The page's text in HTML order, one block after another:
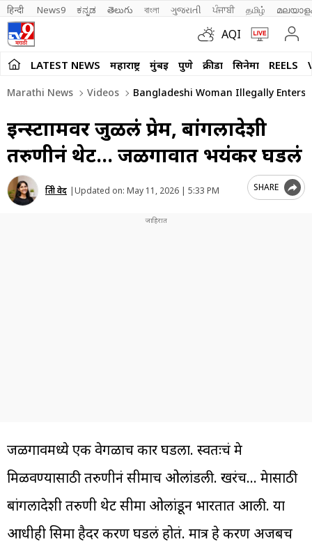
हिन्दी News9 ಕನ್ನಡ తెలుగు বাংলা ગુજરાતી ਪੰਜਾਬੀ தமிழ்
AQI
LATEST NEWS महाराष्ट्र मुंबई पुणे क्रीडा सिनेमा REELS
Marathi News Videos Bangladeshi Woman Illegally
इन्स्टाग्रामवर जुळलं प्रेम, बांगलादेशी
तरुणीनं थेट… जळगावात भयंकर घडलं
प्रिती वेद |Updated on: May 11, 2026 | 5:33 PM SHARE
जळगावमध्ये एक वेगळाच प्रकार घडला. स्वतःचं प्रेम
मिळवण्यासाठी तरुणीनं सीमाच ओलांडली. खरंच… प्रेमासाठी
बांगलादेशी तरुणी थेट सीमा ओलांडून भारतात आली. या
आधीही सिमा हैदर प्रकरण घडलं होतं. मात्र हे प्रकरण अजबच